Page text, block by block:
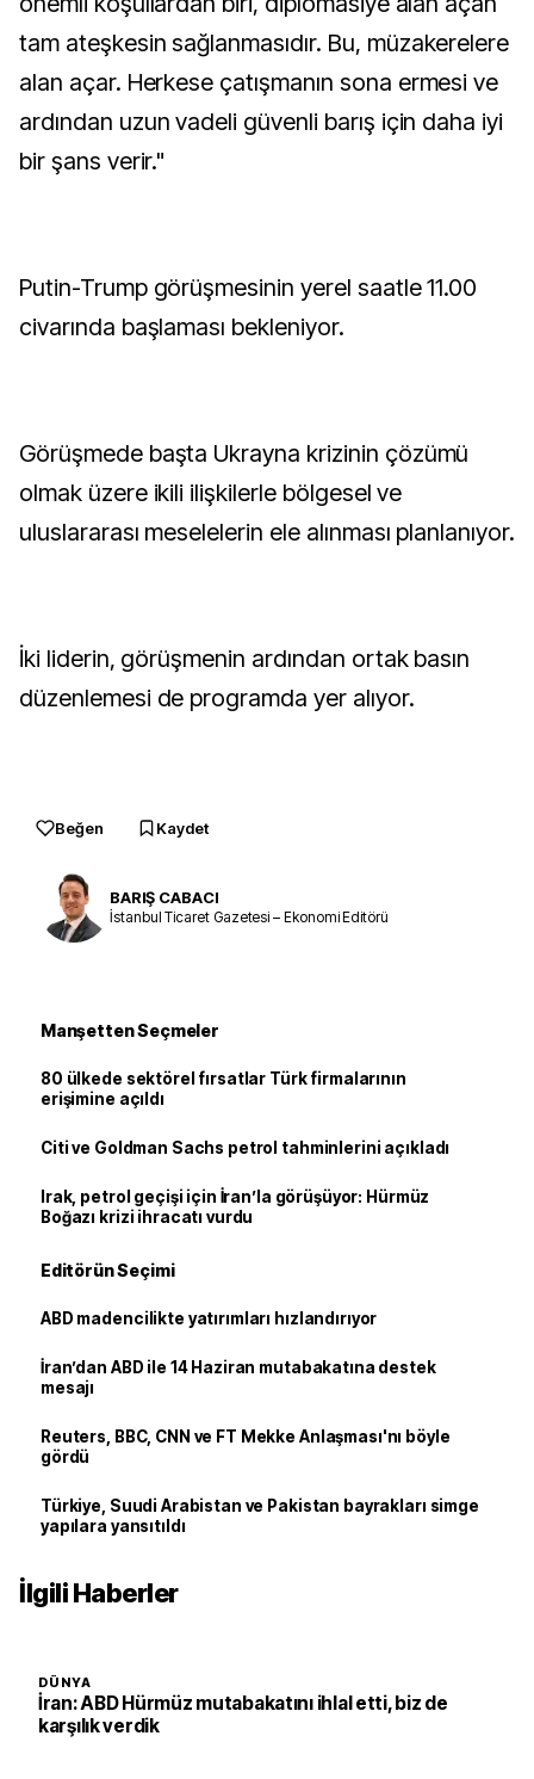
tam ateşkesin sağlanmasıdır. Bu, müzakerelere
alan açar. Herkese çatışmanın sona ermesi ve
ardından uzun vadeli güvenli barış için daha iyi
bir şans verir."
Putin-Trump görüşmesinin yerel saatle 11.00
civarında başlaması bekleniyor.
Görüşmede başta Ukrayna krizinin çözümü
olmak üzere ikili ilişkilerle bölgesel ve
uluslararası meselelerin ele alınması planlanıyor.
İki liderin, görüşmenin ardından ortak basın
düzenlemesi de programda yer alıyor.
Beğen Kaydet
BARIŞ CABACI
İstanbul Ticaret Gazetesi – Ekonomi Editörü
Manşetten Seçmeler
80 ülkede sektörel fırsatlar Türk firmalarının
erişimine açıldı
Citi ve Goldman Sachs petrol tahminlerini açıkladı
Irak, petrol geçişi için İran’la görüşüyor: Hürmüz
Boğazı krizi ihracatı vurdu
Editörün Seçimi
ABD madencilikte yatırımları hızlandırıyor
İran’dan ABD ile 14 Haziran mutabakatına destek
mesajı
Reuters, BBC, CNN ve FT Mekke Anlaşması'nı böyle
gördü
Türkiye, Suudi Arabistan ve Pakistan bayrakları simge
yapılara yansıtıldı
İlgili Haberler
DÜNYA
İran: ABD Hürmüz mutabakatını ihlal etti, biz de
karşılık verdik